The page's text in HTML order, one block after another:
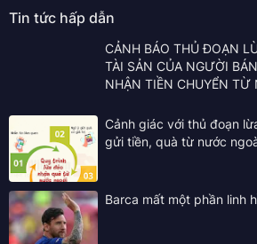
Tin tức hấp dẫn
CẢNH BÁO THỦ ĐOẠN
TÀI SẢN CỦA NGƯỜI
NHẬN TIỀN CHUYỂN TỪ
Cảnh giác với thủ đoạn
gửi tiền, quà từ nước
Barca mất một phần linh